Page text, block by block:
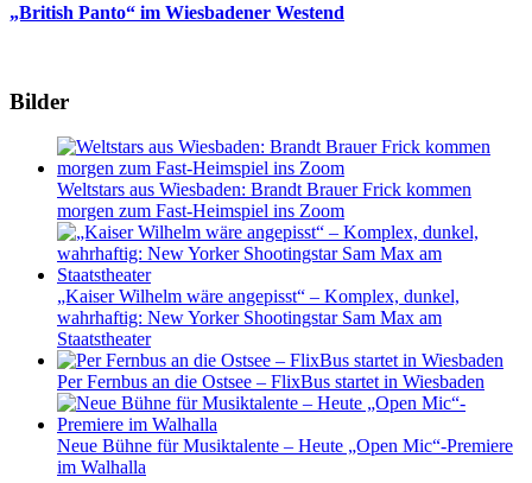
„British Panto“ im Wiesbadener Westend
Bilder
Weltstars aus Wiesbaden: Brandt Brauer Frick kommen
morgen zum Fast-Heimspiel ins Zoom
„Kaiser Wilhelm wäre angepisst“ – Komplex, dunkel,
wahrhaftig: New Yorker Shootingstar Sam Max am
Staatstheater
Per Fernbus an die Ostsee – FlixBus startet in Wiesbaden
Neue Bühne für Musiktalente – Heute „Open Mic“-Premiere
im Walhalla